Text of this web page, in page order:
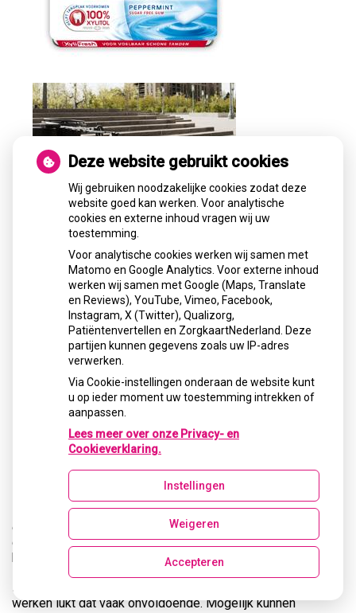
Mondspoelmiddelen tegen een droge
Een droge mond ontstaat door een tekort aan speeksel.De
speekselklieren geven bijvoorbeeld te weinig speeksel af
of werken helemaal niet meer. Veel medicijnen hebben een
droge mond als bijwerking. Ook ziekten en bestraling
kunnen een droge mond veroorzaken. Als uw
speekselklieren niet meer werken is het niet mogelijk de
speekselproductie te stimuleren. Als ze nog een beetje
werken lukt dat vaak onvoldoende. Mogelijk kunnen
Deze website gebruikt cookies
Wij gebruiken noodzakelijke cookies zodat deze
website goed kan werken. Voor analytische
cookies en externe inhoud vragen wij uw
toestemming.
Voor analytische cookies werken wij samen met
Matomo en Google Analytics. Voor externe inhoud
werken wij samen met Google (Maps, Translate
en Reviews), YouTube, Vimeo, Facebook,
Instagram, X (Twitter), Qualizorg,
Patiëntenvertellen en ZorgkaartNederland. Deze
partijen kunnen gegevens zoals uw IP-adres
verwerken.
Via Cookie-instellingen onderaan de website kunt
u op ieder moment uw toestemming intrekken of
aanpassen.
Lees meer over onze Privacy- en
Cookieverklaring.
Instellingen
Weigeren
Accepteren